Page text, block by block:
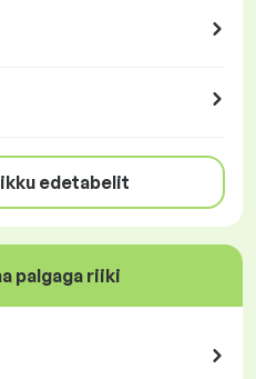
edetabelit
palgaga riiki